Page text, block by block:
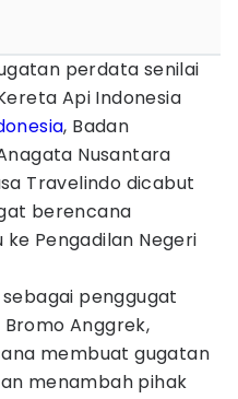
perdata senilai
Api Indonesia
, Badan
Nusantara
Travelindo dicabut
berencana
Pengadilan Negeri
penggugat
Anggrek,
membuat gugatan
menambah pihak